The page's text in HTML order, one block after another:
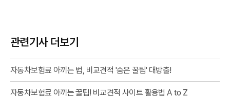
관련기사 더보기
자동차보험료 아끼는 법, 비교견적 '숨은 꿀팁' 대방출!
자동차보험료 아끼는 꿀팁! 비교견적 사이트 활용법 A to Z